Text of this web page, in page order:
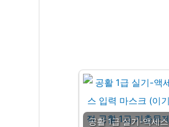
공활 1급 실기-액세스